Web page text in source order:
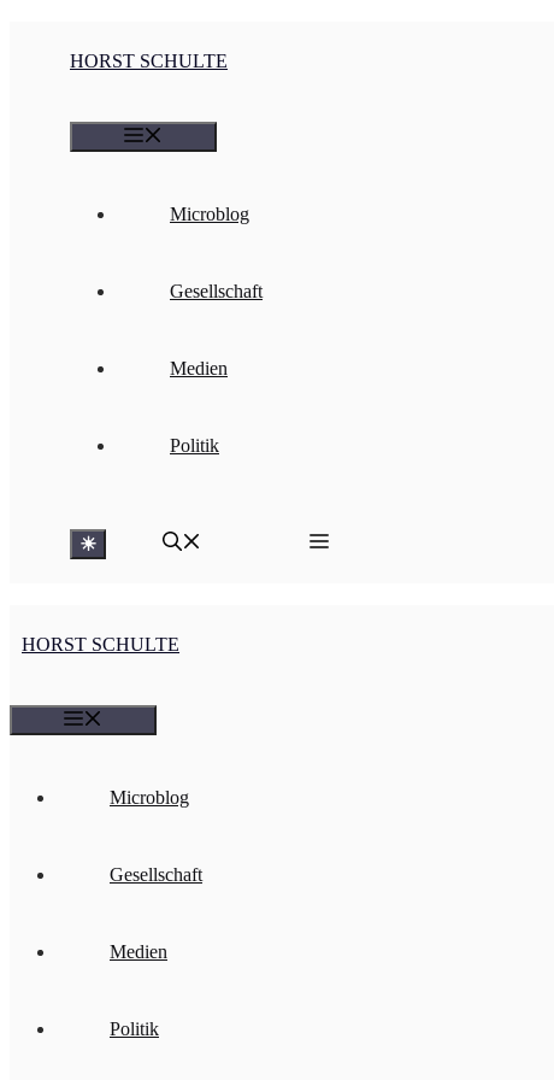
HORST SCHULTE
Microblog
Gesellschaft
Medien
Politik
☀
HORST SCHULTE
Microblog
Gesellschaft
Medien
Politik